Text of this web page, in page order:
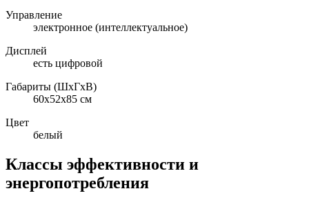
Управление
электронное (интеллектуальное)
Дисплей
есть цифровой
Габариты (ШxГxВ)
60x52x85 см
Цвет
белый
Классы эффективности и
энергопотребления